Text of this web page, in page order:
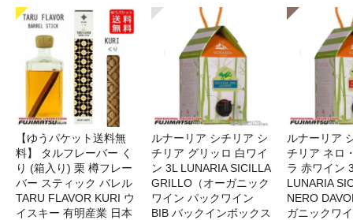
【ゆうパケット送料無
料】 タルフレーバー く
り (箱入り) 栗 樽フレー
バー スティック バレル
TARU FLAVOR KURI ウ
イスキー 有明産業 日本
ルナーリア シチリア シ
チリア グリッロ 白ワイ
ン 3L LUNARIA SICILLA
GRILLO（オーガニック
ワイン パックワイン
BIB バックインボックス
ルナーリア
チリア ネロ
ラ 赤ワイ
LUNARIA
NERO
ガニックワ